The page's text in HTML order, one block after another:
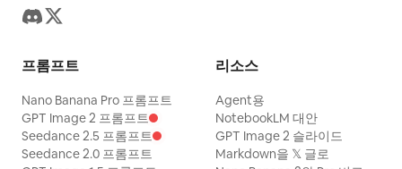
프롬프트
Nano Banana Pro 프롬프트
GPT Image 2 프롬프트
Seedance 2.5 프롬프트
Seedance 2.0 프롬프트
리소스
Agent용
NotebookLM 대안
GPT Image 2 슬라이드
Markdown을 𝕏 글로